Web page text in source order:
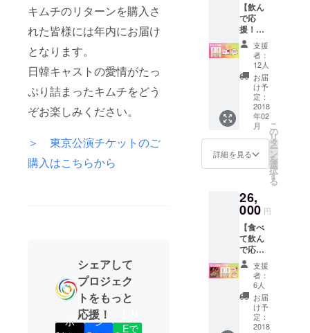
キムチのリターンを購入さ
れた皆様には年内にお届け
となります。
日韓キャストの愛情がたっ
ぷり詰まったキムチをどう
ぞお楽しみください。
＞ 東京公演チケットのご
購入はこちらから
シェアして
プロジェク
トをもっと
応援！
ポ
シ
Eで
【飲ん
で応
援！】
・ボク
スンド
ガ (福順
都家) ソ
ンマッ
コリ２
本+(A)
・パン
フにお
名前記
載
支援
者：
12人
お届
け予
定：
2018
年02
月
詳細を見る
こ
の
リ
タ
ー
ン
を
選
択
す
る
26,
000 円
【食べ
て飲ん
で応
援！】
・韓国
キャス
ト手作
りキム
チ＋ボ
クスン
支援
者：
6人
お届
け予
定：
2018